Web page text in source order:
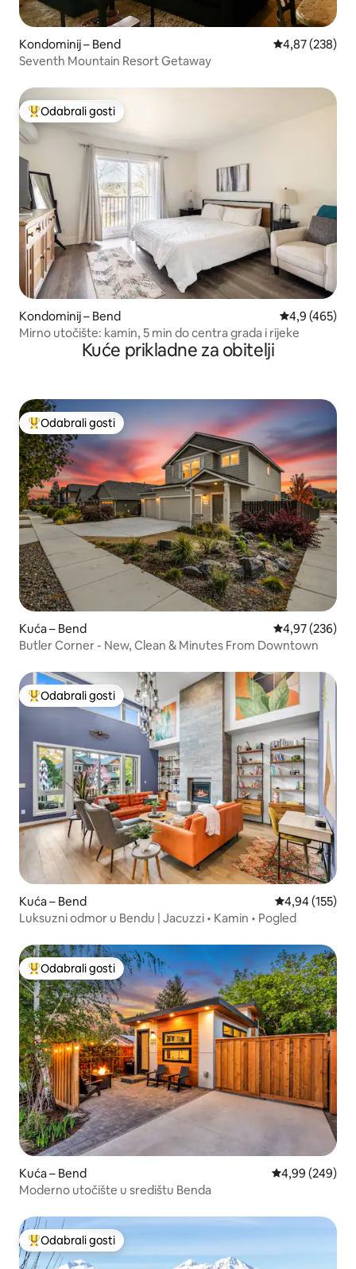
Kondominij – Bend Prosječna
4,87 (238)
Seventh Mountain Resort Getaway
Među najviše rangiranima s oznakom „Odabrali gosti”
Odabrali gosti
Kondominij – Bend Prosječna
4,9 (465)
Mirno utočište: kamin, 5 min do centra grada i rijeke
Kuće prikladne za obitelji
Među najviše rangiranima s oznakom „Odabrali gosti”
Odabrali gosti
Kuća – Bend Prosječna
4,97 (236)
Butler Corner - New, Clean & Minutes From Downtown
Među najviše rangiranima s oznakom „Odabrali gosti”
Odabrali gosti
Kuća – Bend Prosječna
4,94 (155)
Luksuzni odmor u Bendu | Jacuzzi • Kamin • Pogled
Među najviše rangiranima s oznakom „Odabrali gosti”
Odabrali gosti
Kuća – Bend Prosječna
4,99 (249)
Moderno utočište u središtu Benda
Među najviše rangiranima s oznakom „Odabrali gosti”
Odabrali gosti